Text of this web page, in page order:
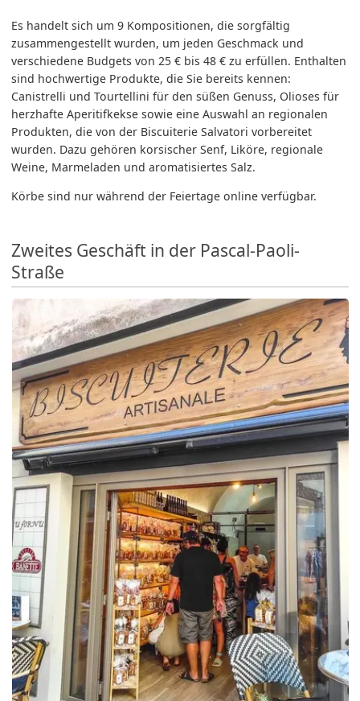
Es handelt sich um 9 Kompositionen, die sorgfältig
zusammengestellt wurden, um jeden Geschmack und
verschiedene Budgets von 25 € bis 48 € zu erfüllen. Enthalten
sind hochwertige Produkte, die Sie bereits kennen:
Canistrelli und Tourtellini für den süßen Genuss, Olioses für
herzhafte Aperitifkekse sowie eine Auswahl an regionalen
Produkten, die von der Biscuiterie Salvatori vorbereitet
wurden. Dazu gehören korsischer Senf, Liköre, regionale
Weine, Marmeladen und aromatisiertes Salz.
Körbe sind nur während der Feiertage online verfügbar.
Zweites Geschäft in der Pascal-Paoli-
Straße